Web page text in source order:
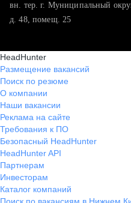
вн. тер. г. Муниципальный
д. 48, помещ. 25
HeadHunter
Размещение вакансий
Поиск по резюме
О компании
Наши вакансии
Реклама на сайте
Требования к ПО
Безопасный HeadHunter
HeadHunter API
Партнерам
Инвесторам
Каталог компаний